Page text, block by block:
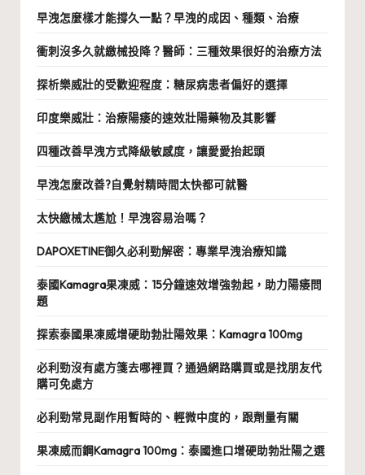
早洩怎麼樣才能撐久一點？早洩的成因、種類、治療
衝刺沒多久就繳械投降？醫師：三種效果很好的治療方法
探析樂威壯的受歡迎程度：糖尿病患者偏好的選擇
印度樂威壯：治療陽痿的速效壯陽藥物及其影響
四種改善早洩方式降級敏感度，讓愛愛抬起頭
早洩怎麼改善?自覺射精時間太快都可就醫
太快繳械太尷尬！早洩容易治嗎？
DAPOXETINE御久必利勁解密：專業早洩治療知識
泰國Kamagra果凍威：15分鐘速效增強勃起，助力陽痿問
題
探索泰國果凍威增硬助勃壯陽效果：Kamagra 100mg
必利勁沒有處方箋去哪裡買？通過網路購買或是找朋友代
購可免處方
必利勁常見副作用暫時的、輕微中度的，跟劑量有關
果凍威而鋼Kamagra 100mg：泰國進口增硬助勃壯陽之選